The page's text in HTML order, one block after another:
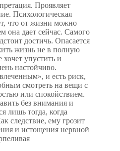
Проявляет
Психологическая
что от жизни можно
она дает сейчас. Самого
достичь. Опасается
жизнь не в полную
упустить и
настойчиво.
и есть риск,
смотреть на вещи с
или спокойствием.
без внимания и
лишь тогда, когда
следствие, ему грозит
и истощения нервной